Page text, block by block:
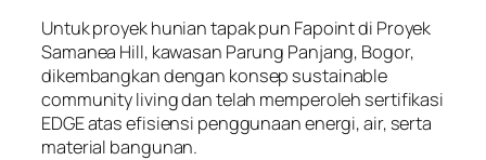
Untuk proyek hunian tapak pun Fapoint di Proyek
Samanea Hill, kawasan Parung Panjang, Bogor,
dikembangkan dengan konsep sustainable
community living dan telah memperoleh sertifikasi
EDGE atas efisiensi penggunaan energi, air, serta
material bangunan.